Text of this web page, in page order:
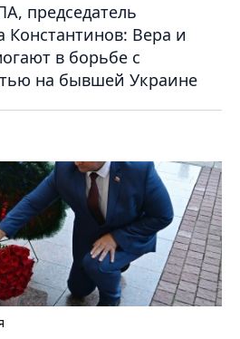
председатель
Вера и
в борьбе с
на бывшей Украине